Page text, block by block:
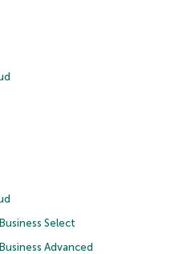
Select
Advanced